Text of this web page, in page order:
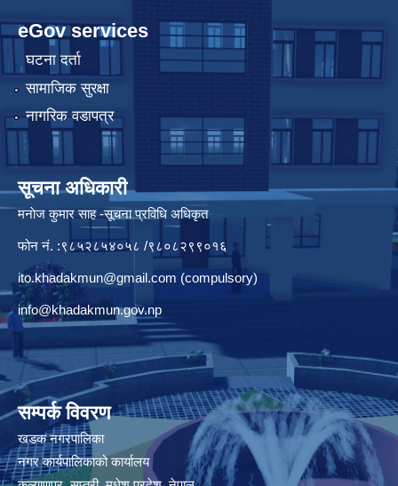
eGov services
घटना दर्ता
सामाजिक सुरक्षा
नागरिक वडापत्र
सूचना अधिकारी
मनाेज कुमार साह -सूचना प्रविधि अधिकृत
फोन नं. :९८५२८५४०५८ /९८०८२९९०१६
ito.khadakmun@gmail.com (compulsory)
info@khadakmun.gov.np
सम्पर्क विवरण
खडक नगरपालिका
नगर कार्यपालिकाको कार्यालय